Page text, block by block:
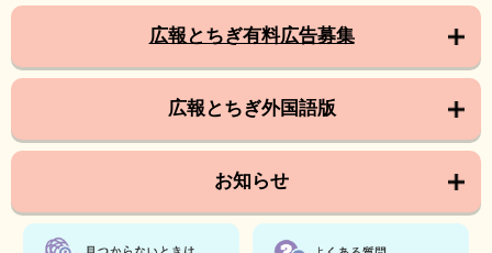
広報とちぎ有料広告募集
広報とちぎ外国語版
お知らせ